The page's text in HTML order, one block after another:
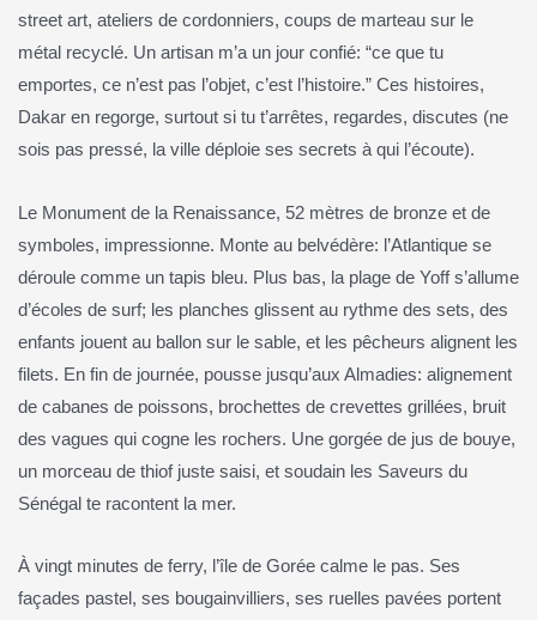
street art, ateliers de cordonniers, coups de marteau sur le
métal recyclé. Un artisan m’a un jour confié: “ce que tu
emportes, ce n’est pas l’objet, c’est l’histoire.” Ces histoires,
Dakar en regorge, surtout si tu t’arrêtes, regardes, discutes (ne
sois pas pressé, la ville déploie ses secrets à qui l’écoute).
Le Monument de la Renaissance, 52 mètres de bronze et de
symboles, impressionne. Monte au belvédère: l’Atlantique se
déroule comme un tapis bleu. Plus bas, la plage de Yoff s’allume
d’écoles de surf; les planches glissent au rythme des sets, des
enfants jouent au ballon sur le sable, et les pêcheurs alignent les
filets. En fin de journée, pousse jusqu’aux Almadies: alignement
de cabanes de poissons, brochettes de crevettes grillées, bruit
des vagues qui cogne les rochers. Une gorgée de jus de bouye,
un morceau de thiof juste saisi, et soudain les Saveurs du
Sénégal te racontent la mer.
À vingt minutes de ferry, l’île de Gorée calme le pas. Ses
façades pastel, ses bougainvilliers, ses ruelles pavées portent